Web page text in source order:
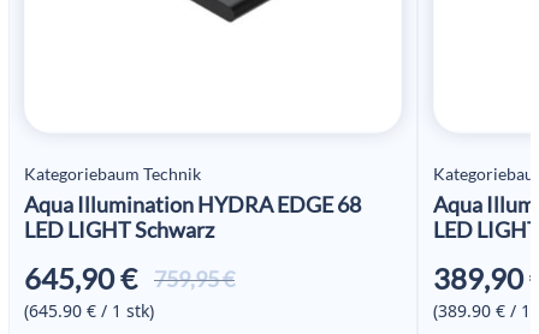
Kategoriebaum Technik
Aqua Illumination HYDRA EDGE 68
LED LIGHT Schwarz
759,95€Ursprünglicher
645,90€
Aktueller
(645.90 € / 1 stk)
Aqua
LED
389,90
(389.90 € / 1